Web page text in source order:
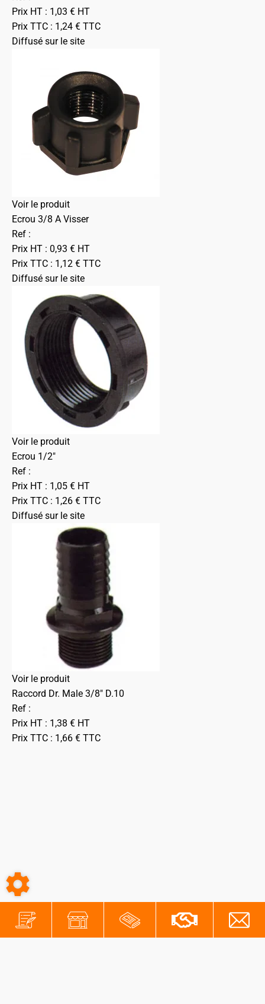
Prix HT : 1,03 € HT
Prix TTC : 1,24 € TTC
Diffusé sur le site
Voir le produit
Ecrou 3/8 A Visser
Ref :
Prix HT : 0,93 € HT
Prix TTC : 1,12 € TTC
Diffusé sur le site
Voir le produit
Ecrou 1/2"
Ref :
Prix HT : 1,05 € HT
Prix TTC : 1,26 € TTC
Diffusé sur le site
Voir le produit
Raccord Dr. Male 3/8" D.10
Ref :
Prix HT : 1,38 € HT
Prix TTC : 1,66 € TTC